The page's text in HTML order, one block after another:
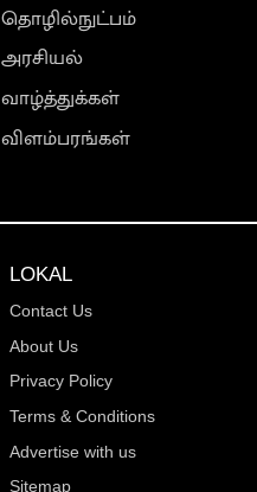
தொழில்நுட்பம்
அரசியல்
வாழ்த்துக்கள்
விளம்பரங்கள்
LOKAL
Contact Us
About Us
Privacy Policy
Terms & Conditions
Advertise with us
Sitemap